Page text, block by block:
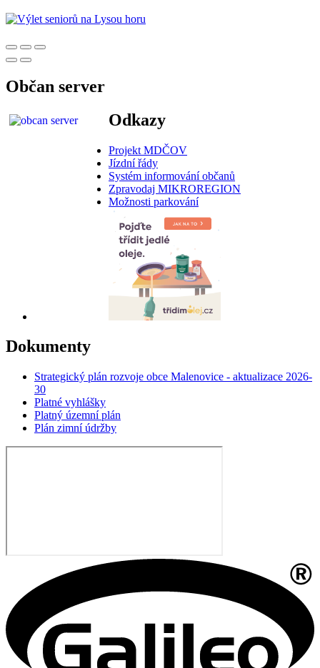
Občan server
Odkazy
Projekt MDČOV
Jízdní řády
Systém informování občanů
Zpravodaj MIKROREGION
Možnosti parkování
Dokumenty
Strategický plán rozvoje obce Malenovice - aktualizace 2026-
30
Platné vyhlášky
Platný územní plán
Plán zimní údržby